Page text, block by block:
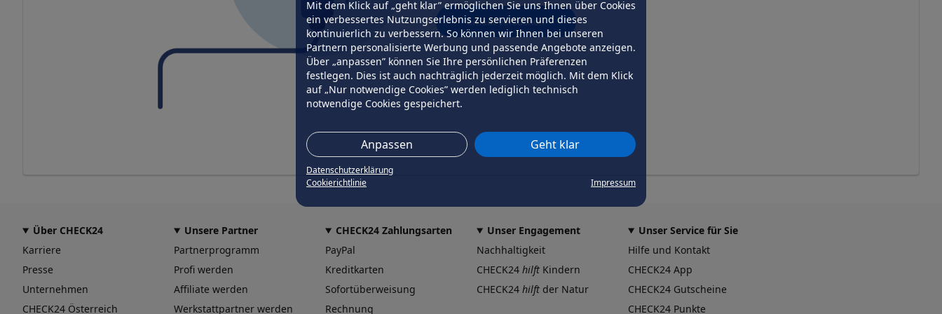
Mit dem Klick auf „geht klar” ermöglichen Sie uns Ihnen über Cookies
ein verbessertes Nutzungserlebnis zu servieren und dieses
kontinuierlich zu verbessern. So können wir Ihnen bei unseren
Partnern personalisierte Werbung und passende Angebote anzeigen.
Über „anpassen” können Sie Ihre persönlichen Präferenzen
festlegen. Dies ist auch nachträglich jederzeit möglich. Mit dem Klick
auf „Nur notwendige Cookies” werden lediglich technisch
notwendige Cookies gespeichert.
Anpassen Geht klar
Datenschutzerklärung
Cookierichtlinie
Impressum
erneut versuchen
Über CHECK24
Karriere
Presse
Unternehmen
CHECK24 Österreich
Unsere Partner
Partnerprogramm
Profi werden
Affiliate werden
Werkstattpartner werden
CHECK24 Zahlungsarten
PayPal
Kreditkarten
Sofortüberweisung
Rechnung
Unser Engagement
Nachhaltigkeit
CHECK24 hilft Kindern
CHECK24 hilft der Natur
Unser Service für Sie
Hilfe und Kontakt
CHECK24 App
CHECK24 Gutscheine
CHECK24 Punkte